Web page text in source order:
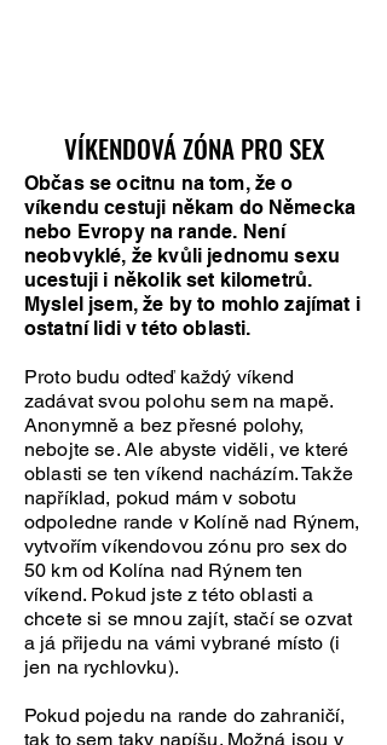
VÍKENDOVÁ ZÓNA PRO SEX
VÍKENDOVÁ ZÓNA PRO SEX
Občas se ocitnu na tom, že o
víkendu cestuji někam do Německa
nebo Evropy na rande. Není
neobvyklé, že kvůli jednomu sexu
ucestuji i několik set kilometrů.
Myslel jsem, že by to mohlo zajímat i
ostatní lidi v této oblasti.
Proto budu odteď každý víkend
zadávat svou polohu sem na mapě.
Anonymně a bez přesné polohy,
nebojte se. Ale abyste viděli, ve které
oblasti se ten víkend nacházím. Takže
například, pokud mám v sobotu
odpoledne rande v Kolíně nad Rýnem,
vytvořím víkendovou zónu pro sex do
50 km od Kolína nad Rýnem ten
víkend. Pokud jste z této oblasti a
chcete si se mnou zajít, stačí se ozvat
a já přijedu na vámi vybrané místo (i
jen na rychlovku).
Pokud pojedu na rande do zahraničí,
tak to sem taky napíšu. Možná jsou v